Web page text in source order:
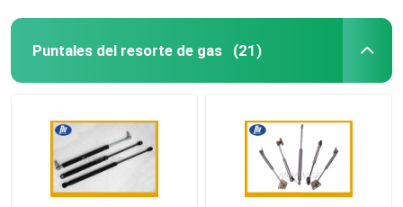
Puntales del resorte de gas (21)